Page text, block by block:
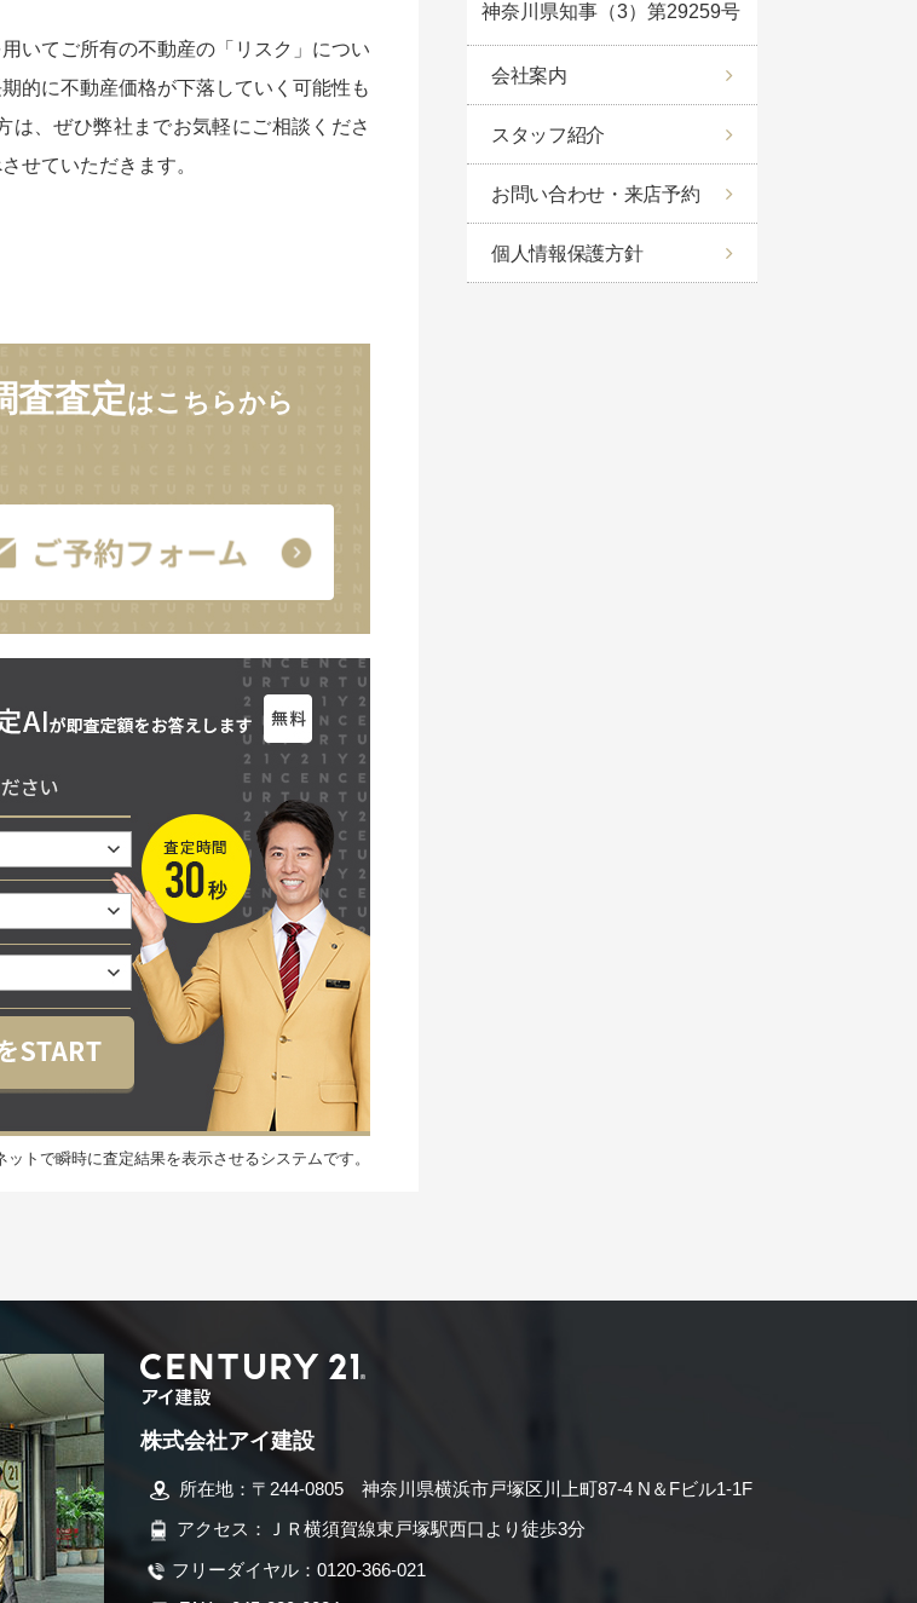
いてご所有の不動産の「リスク」につい
的に不動産価格が下落していく可能性も
は、ぜひ弊社までお気軽にご相談くださ
せていただきます。
査査定はこちらから
トで瞬時に査定結果を表示させるシステムです。
神奈川県知事（3）第29259号
会社案内
スタッフ紹介
お問い合わせ・来店予約
個人情報保護方針
株式会社アイ建設
所在地：〒244-0805 神奈川県横浜市戸塚区川上町87-4 N＆Fビル1-1F
アクセス：ＪＲ横須賀線東戸塚駅西口より徒歩3分
フリーダイヤル：0120-366-021